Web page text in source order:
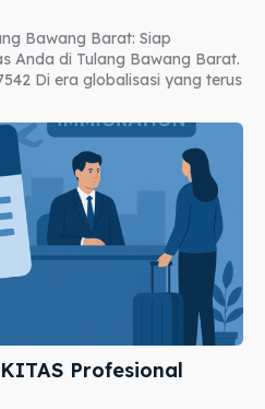
Bawang Barat: Siap
Anda di Tulang Bawang Barat.
Di era globalisasi yang terus
Profesional